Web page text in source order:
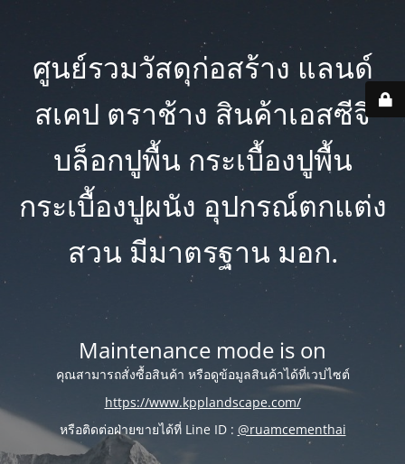
ศูนย์รวมวัสดุก่อสร้าง แลนด์
สเคป ตราช้าง สินค้าเอสซีจี
บล็อกปูพื้น กระเบื้องปูพื้น
กระเบื้องปูผนัง อุปกรณ์ตกแต่ง
สวน มีมาตรฐาน มอก.
Maintenance mode is on
คุณสามารถสั่งซื้อสินค้า หรือดูข้อมูลสินค้าได้ที่เวปไซต์
https://www.kpplandscape.com/
หรือติดต่อฝ่ายขายได้ที่ Line ID : @ruamcementhai